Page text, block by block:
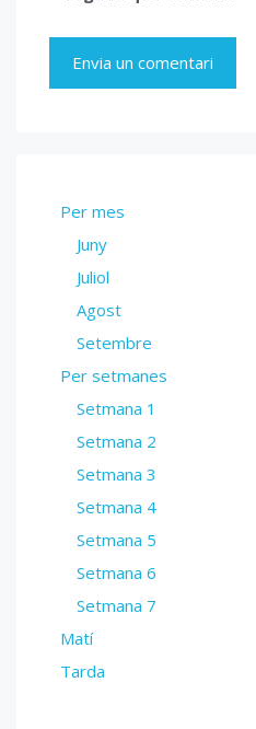
Per mes
Juny
Juliol
Agost
Setembre
Per setmanes
Setmana 1
Setmana 2
Setmana 3
Setmana 4
Setmana 5
Setmana 6
Setmana 7
Matí
Tarda